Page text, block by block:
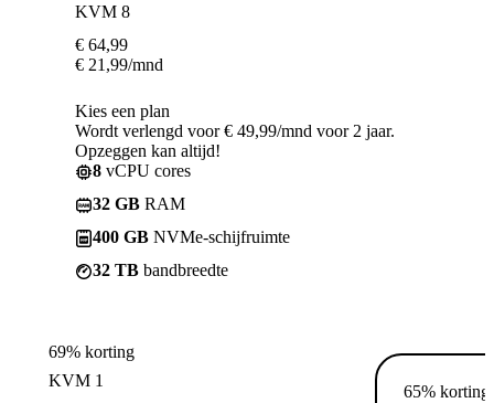
KVM 8
€ 64,99
€ 21,99/mnd
Kies een plan
Wordt verlengd voor € 49,99/mnd voor 2 jaar.
Opzeggen kan altijd!
8 vCPU cores
32 GB RAM
400 GB NVMe-schijfruimte
32 TB bandbreedte
69% korting
KVM 1
65% korting